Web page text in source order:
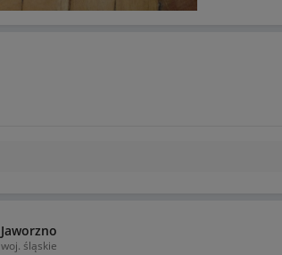
Jaworzno
woj. śląskie